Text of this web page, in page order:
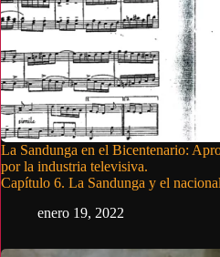
La Sandunga en el Bicentenario:
por la industria televisiva.
Capítulo 6. La Sandunga y el
enero 19, 2022